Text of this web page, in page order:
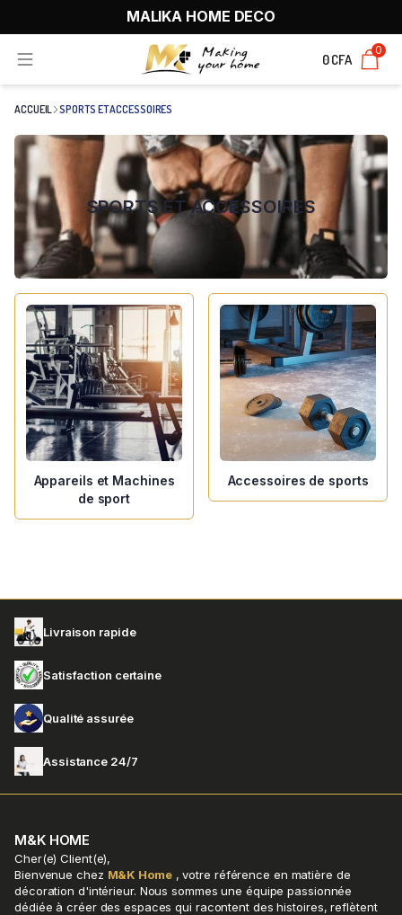
MALIKA HOME DECO
0 CFA
0
ACCUEIL SPORTS ET ACCESSOIRES
SPORTS ET ACCESSOIRES
Appareils et Machines
de sport
Accessoires de sports
Livraison rapide
Satisfaction certaine
Qualité assurée
Assistance 24/7
M&K HOME
Cher(e) Client(e),
Bienvenue chez M&K Home, votre référence en matière de
décoration d'intérieur. Nous sommes une équipe passionnée
dédiée à créer des espaces qui racontent des histoires, reflètent